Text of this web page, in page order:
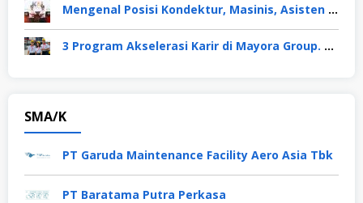
Mengenal Posisi Kondektur, Masinis, Asisten PPKA, Pemeliharaan Sarana dan Prasarana, Polsuska (Polisi Khusus Kereta Api), di PT KAI
3 Program Akselerasi Karir di Mayora Group. Apa Saja? Berikut Penjelasannya
SMA/K
PT Garuda Maintenance Facility Aero Asia Tbk
PT Baratama Putra Perkasa